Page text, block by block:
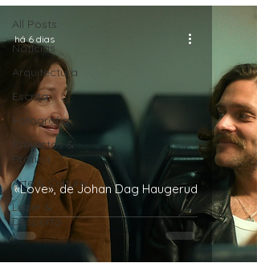
All Posts
Notícias
Arquitectura
Escrita
Fotografia
Projectos &
Prática
Arte & Cultura
Lazer &
Desporto
«Love», de Johan Dag Haugerud
há 6 dias